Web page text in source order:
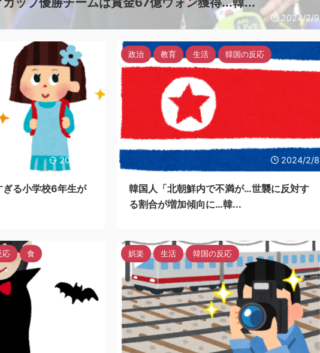
2024/2/9
2024/2/8
る小学校6年生が
2024/2/8
政治 教育 生活 韓国の反応
韓国人「北朝鮮内で不満が…世襲に反対す
る割合が増加傾向に…韓...
応 食 娯楽 生活 韓国の反応